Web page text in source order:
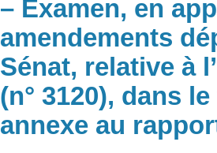
– Examen, en
amendements
Sénat, relative à
(n° 3120), dans
annexe au